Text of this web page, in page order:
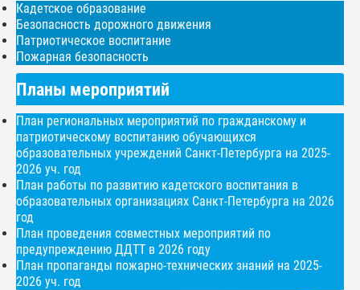
Кадетское образование
Безопасность дорожного движения
Патриотическое воспитание
Пожарная безопасность
Планы мероприятий
План региональных мероприятий по гражданскому и
патриотическому воспитанию обучающихся
образовательных учреждений Санкт-Петербурга на 2025-
2026 уч. год
План работы по развитию кадетского воспитания в
образовательных организациях Санкт-Петербурга на 2026
год
План проведения совместных мероприятий по
предупреждению ДДТТ в 2026 году
План пропаганды пожарно-технических знаний на 2025-
2026 уч. год